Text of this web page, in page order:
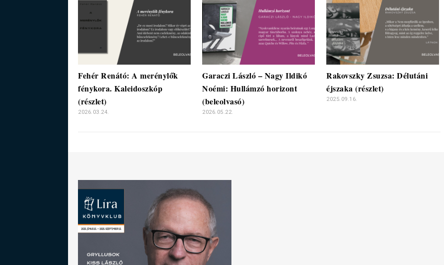
Fehér Renátó: A merénylők
fénykora. Kaleidoszkóp
(részlet)
2026.03.24.
Garaczi László – Nagy Ildikó
Noémi: Hullámzó horizont
(beleolvasó)
2026.05.22.
Rakovszky Zsuzsa: Délutáni
éjszaka (részlet)
2025.09.16.